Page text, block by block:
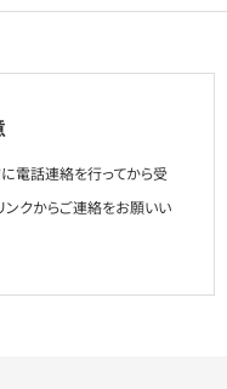
電話連絡を行ってから受
ンクからご連絡をお願いい